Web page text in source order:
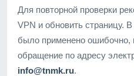
Для повторной проверки
VPN и обновить страницу.
было применено ошибочно,
обращение по адресу
info@tnmk.ru.